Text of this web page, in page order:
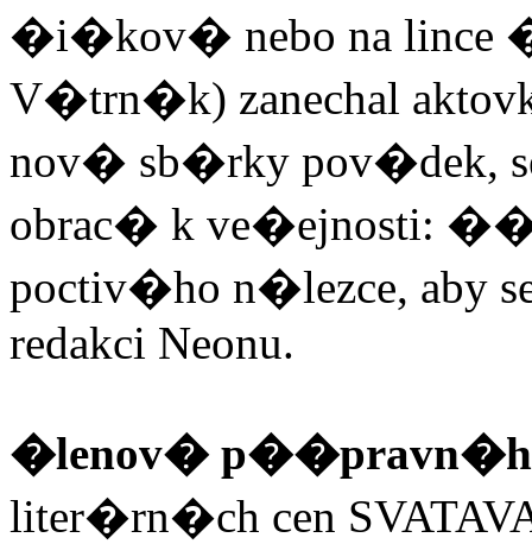
�i�kov� nebo na lince
V�trn�k) zanechal
nov� sb�rky pov�dek,
obrac� k ve�ejnosti:
poctiv�ho n�lezce, aby
redakci Neonu.
�lenov�
liter�rn�ch cen